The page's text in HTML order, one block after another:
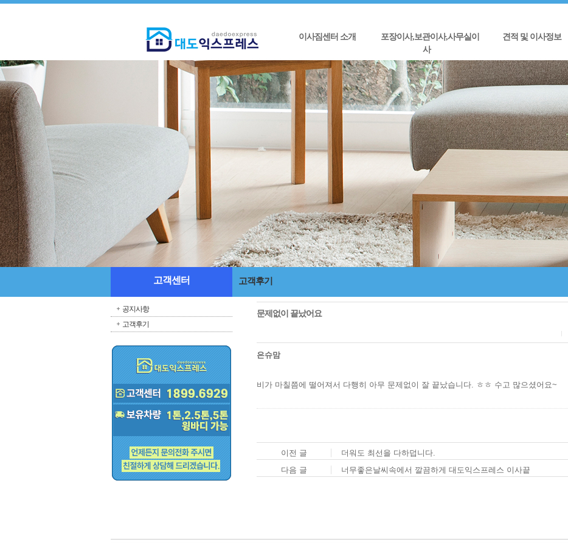
이사짐센터 소개
포장이사,보관이사,사무실이
사
견적 및 이사정보
고객센터
공지사항
고객후기
고객후기
문제없이 끝났어요
은슈맘
비가 마칠쯤에 떨어져서 다행히 아무 문제없이 잘 끝났습니다. ㅎㅎ 수고 많으셨어요~
이전 글
더워도 최선을 다하덥니다.
다음 글
너무좋은날씨속에서 깔끔하게 대도익스프레스 이사끝